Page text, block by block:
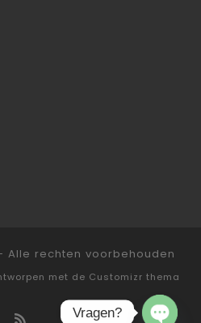
Alle rechten voorbehouden
met de Customizr thema
Vragen?